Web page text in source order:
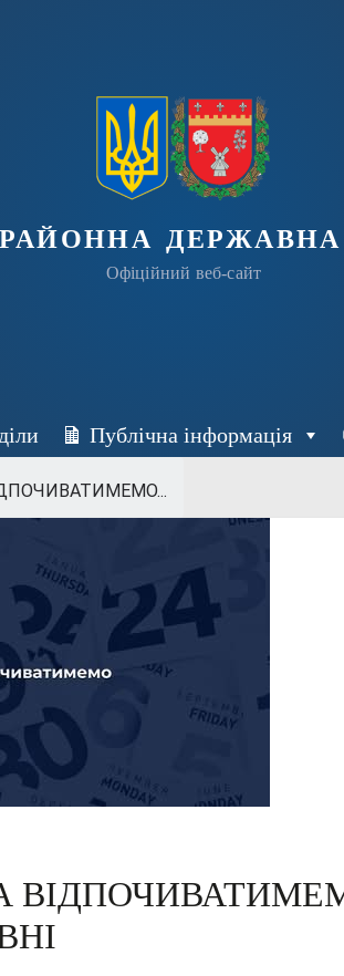
державна
Офіційний веб-сайт
Публічна інформація